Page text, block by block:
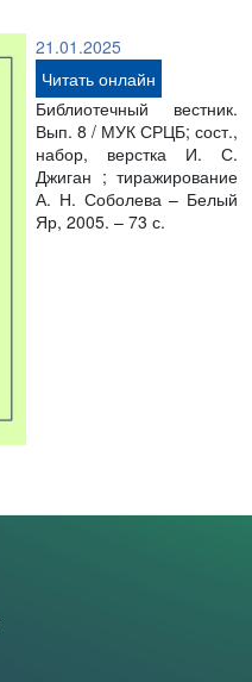
21.01.2025
Читать онлайн
Библиотечный вестник.
Вып. 8 / МУК СРЦБ; сост.,
набор, верстка И. С.
Джиган ; тиражирование
А. Н. Соболева – Белый
Яр, 2005. – 73 с.